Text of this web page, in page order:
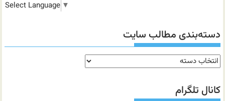
Select Language ▼
دسته‌بندی مطالب سایت
دسته‌بندی
مطالب
سایت
کانال تلگرام